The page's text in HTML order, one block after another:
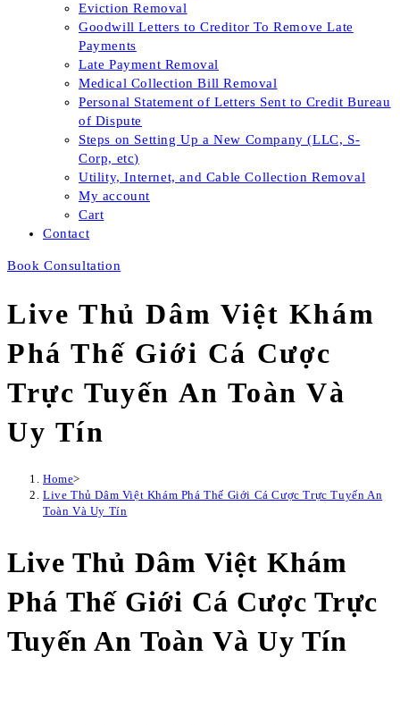
Eviction Removal
Goodwill Letters to Creditor To Remove Late
Payments
Late Payment Removal
Medical Collection Bill Removal
Personal Statement of Letters Sent to Credit Bureau
of Dispute
Steps on Setting Up a New Company (LLC, S-
Corp, etc)
Utility, Internet, and Cable Collection Removal
My account
Cart
Contact
Book Consultation
Live Thủ Dâm Việt Khám
Phá Thế Giới Cá Cược
Trực Tuyến An Toàn Và
Uy Tín
Home>
Live Thủ Dâm Việt Khám Phá Thế Giới Cá Cược Trực Tuyến An
Toàn Và Uy Tín
Live Thủ Dâm Việt Khám
Phá Thế Giới Cá Cược Trực
Tuyến An Toàn Và Uy Tín